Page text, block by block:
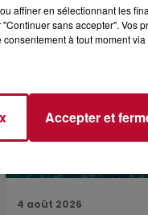
4 août 2026
affiner en sélectionnant les
sans accepter". Vos
à tout moment
Accepter et